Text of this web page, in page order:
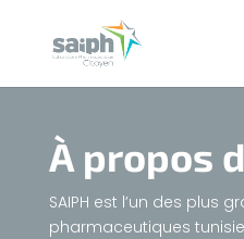
À propos
SAIPH est l’un des plus
pharmaceutiques